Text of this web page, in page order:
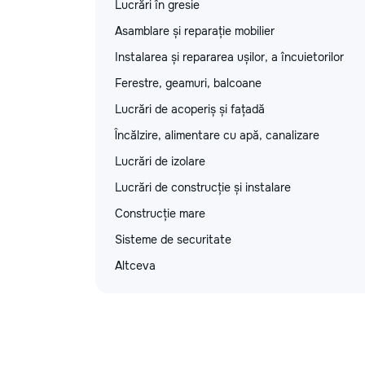
Lucrări în gresie
Asamblare și reparație mobilier
Instalarea și repararea ușilor, a încuietorilor
Ferestre, geamuri, balcoane
Lucrări de acoperiș și fațadă
Încălzire, alimentare cu apă, canalizare
Lucrări de izolare
Lucrări de construcție și instalare
Construcție mare
Sisteme de securitate
Altceva